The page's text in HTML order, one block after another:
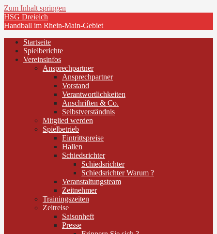
Zum Inhalt springen
HSG Dreieich
Handball im Rhein-Main-Gebiet
Startseite
Spielberichte
Vereinsinfos
Ansprechpartner
Ansprechpartner
Vorstand
Verantwortlichkeiten
Anschriften & Co.
Selbstverständnis
Mitglied werden
Spielbetrieb
Eintrittspreise
Hallen
Schiedsrichter
Schiedsrichter
Schiedsrichter Warum ?
Veranstaltungsteam
Zeitnehmer
Trainingszeiten
Zeitreise
Saisonheft
Presse